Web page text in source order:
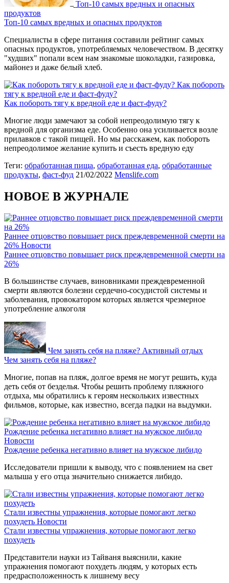
Топ-10 самых вредных и опасных
продуктов
Топ-10 самых вредных и опасных продуктов
Специалисты в сфере питания составили рейтинг самых
опасных продуктов, употребляемых человечеством. В десятку
"худших" попали всем нам знакомые шоколадки, газировка,
майонез и даже белый хлеб.
Как побороть
тягу к вредной еде и фаст-фуду?
Как побороть тягу к вредной еде и фаст-фуду?
Многие люди замечают за собой непреодолимую тягу к
вредной для организма еде. Особенно она усиливается возле
прилавков с такой пищей. Но мы расскажем, как побороть
непреодолимое желание купить и съесть вредную еду
Теги: обработанная пища, обработанная еда, обработанные
продукты, фаст-фуд 21/02/2022 Menslife.com
НОВОЕ В ЖУРНАЛЕ
Раннее отцовство повышает риск преждевременной смерти на
26% Новости
Раннее отцовство повышает риск преждевременной смерти на
26%
В большинстве случаев, виновниками преждевременной
смерти являются болезни сердечно-сосудистой системы и
заболевания, провокатором которых является чрезмерное
употребление алкоголя
Чем занять себя на пляже? Активный отдых
Чем занять себя на пляже?
Многие, попав на пляж, долгое время не могут решить, куда
деть себя от безделья. Чтобы решить проблему пляжного
отдыха, мы обратились к героям нескольких известных
фильмов, которые, как известно, всегда падки на выдумки.
Рождение ребенка негативно влияет на мужское либидо
Новости
Рождение ребенка негативно влияет на мужское либидо
Исследователи пришли к выводу, что с появлением на свет
малыша у его отца значительно снижается либидо.
Стали известны упражнения, которые помогают легко
похудеть Новости
Стали известны упражнения, которые помогают легко
похудеть
Представители науки из Тайваня выяснили, какие
упражнения помогают похудеть людям, у которых есть
предрасположенность к лишнему весу